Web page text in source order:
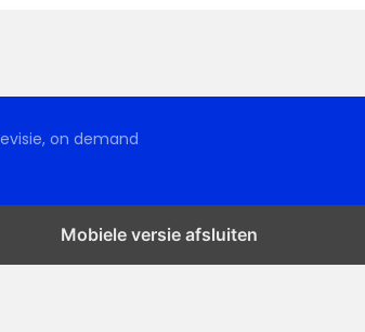
on demand
Mobiele versie afsluiten